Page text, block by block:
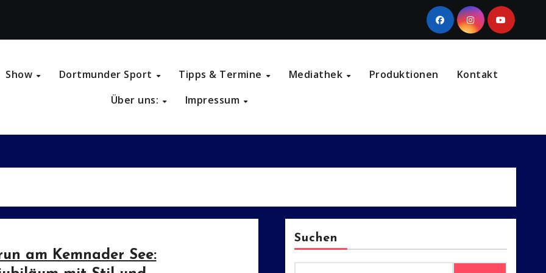
Show Dortmunder Sport Tipps & Termine Mediathek Produktionen
Kontakt
Über uns:
Impressum
am Kemnader See:
Suchen